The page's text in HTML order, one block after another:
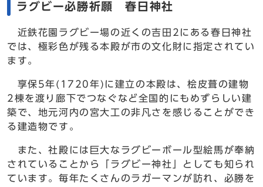
ラグビー必勝祈願 春日神社
近鉄花園ラグビー場の近くの吉田2にある春日神社
では、極彩色が残る本殿が市の文化財に指定されてい
ます。
享保5年(1720年)に建立の本殿は、桧皮葺の建物
2棟を渡り廊下でつなぐなど全国的にもめずらしい建
築で、地元河内の宮大工の非凡さを感じることができ
る建造物です。
また、社殿には巨大なラグビーボール型絵馬が奉納
されていることから「ラグビー神社」としても知られ
ています。毎年たくさんのラガーマンが訪れ、必勝を